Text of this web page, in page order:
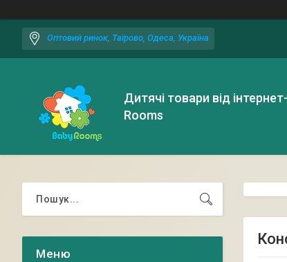
Оптовий ринок, Таїрово, Одеса, Україна
Дитячі товари від
Rooms